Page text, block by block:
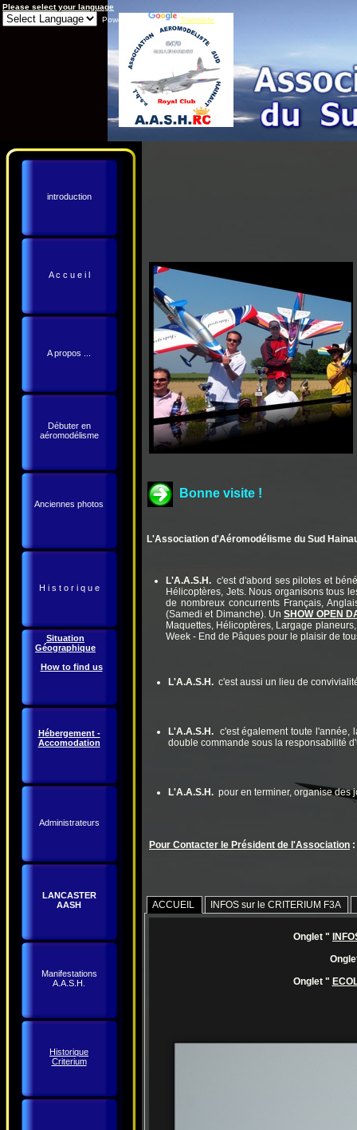
Please select your language
Powered by
Translate
introduction
A c c u e i l
A propos ...
Débuter en
aéromodélisme
Anciennes photos
H i s t o r i q u e
Situation
Géographique
How to find us
Hébergement -
Accomodation
Administrateurs
LANCASTER
AASH
Manifestations
A.A.S.H.
Historique
Criterium
Bonne visite !
L'Association d'Aéromodélisme du Sud
L'A.A.S.H. c'est d'abord ses pilotes et
Hélicoptères, Jets. Nous organisons tous
de nombreux concurrents Français,
(Samedi et Dimanche). UnSHOW OPEN
Maquettes, Hélicoptères, Largage
Week - End de Pâques pour le plaisir de
L'A.A.S.H. c'est aussi un lieu de
L'A.A.S.H. c'est également toute l'année,
double commande sous la responsabilité
L'A.A.S.H. pour en terminer, organise des
Pour Contacter le Président de l'Association :
ACCUEIL INFOS sur le CRITERIUM F3A
Onglet "
Onglet "